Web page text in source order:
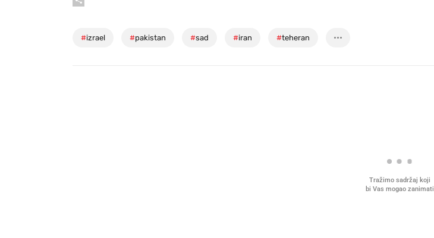
#izrael #pakistan #sad #iran #teheran
Tražimo sadržaj koji
bi Vas mogao zanimati